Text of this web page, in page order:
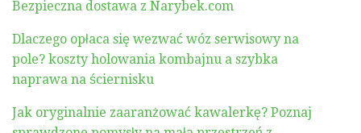
Bezpieczna dostawa z Narybek.com
Dlaczego opłaca się wezwać wóz serwisowy na
pole? koszty holowania kombajnu a szybka
naprawa na ściernisku
Jak oryginalnie zaaranżować kawalerkę? Poznaj